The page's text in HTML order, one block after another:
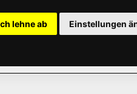
lehne ab Einstellungen